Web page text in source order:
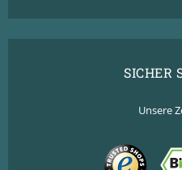
SICHER
Unsere